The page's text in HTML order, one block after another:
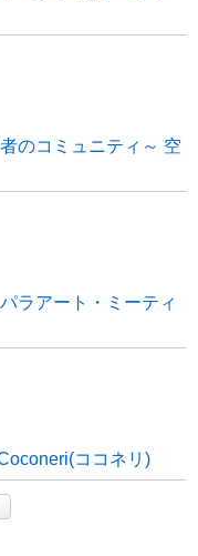
のコミュニティ～ 空
ラアート・ミーティ
ココネリ)